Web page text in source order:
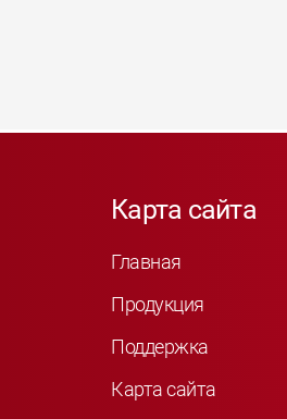
Карта сайта
Главная
Продукция
Поддержка
Карта сайта